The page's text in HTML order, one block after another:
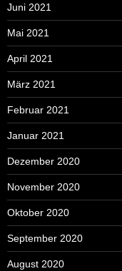
Juni 2021
Mai 2021
April 2021
März 2021
Februar 2021
Januar 2021
Dezember 2020
November 2020
Oktober 2020
September 2020
August 2020